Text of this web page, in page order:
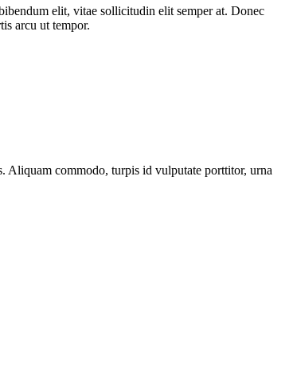
elit, vitae sollicitudin elit semper at. Donec
arcu ut tempor.
Aliquam commodo, turpis id vulputate porttitor, urna